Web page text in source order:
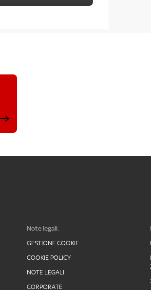
Note legali:
GESTIONE COOKIE
COOKIE POLICY
NOTE LEGALI
CORPORATE